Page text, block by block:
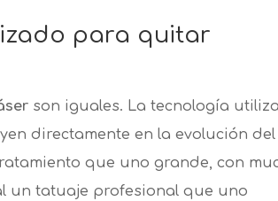
para quitar
son iguales. La tecnología
directamente en la evolución del
que uno grande, con
un tatuaje profesional que uno